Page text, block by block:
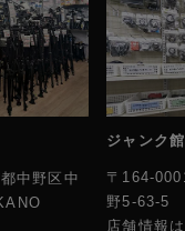
中野区中
ジャンク館
〒164-
野5-63-5
店舗情報